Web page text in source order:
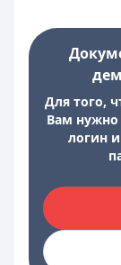
Для того,
Вам нужно
логин